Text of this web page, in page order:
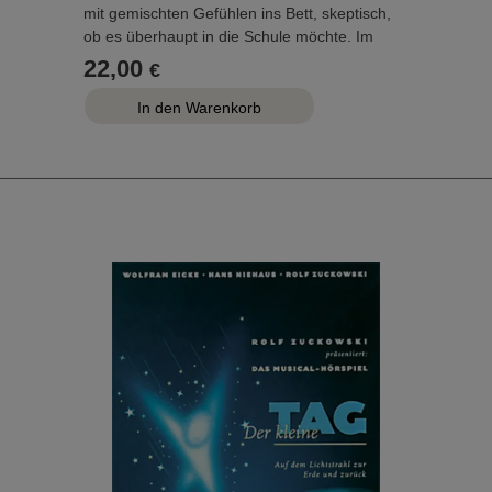
mit gemischten Gefühlen ins Bett, skeptisch,
ob es überhaupt in die Schule möchte. Im
Traum erscheint ihm eine Schultüte, die es in
den Klassenraum mitnimmt und ihm zeigt, was
es dort erwartet: Buchstaben, Wörter und
helfen. Am nächsten Morgen steht das Kind
In diesem Stück kann sich jeder junge
humorvoll wird den Kindern die Unsicherheit
vor dem Eintritt in die Schule genommen und
sie werden mit einer positiven Leichtigkeit auf
den ersten Tag vorbereitet.
Auf der CD befinden sich eine Hörspielfassung
sowie die Playbacks.
22,00 €